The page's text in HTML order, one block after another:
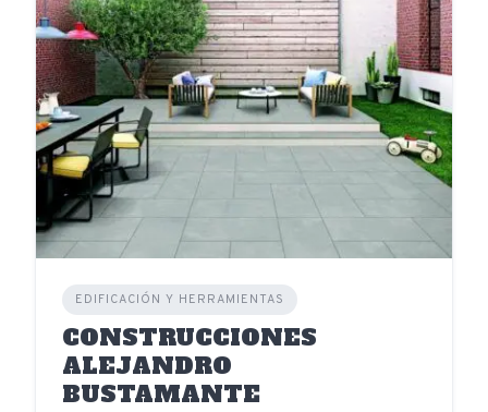
EDIFICACIÓN Y HERRAMIENTAS
CONSTRUCCIONES
ALEJANDRO
BUSTAMANTE